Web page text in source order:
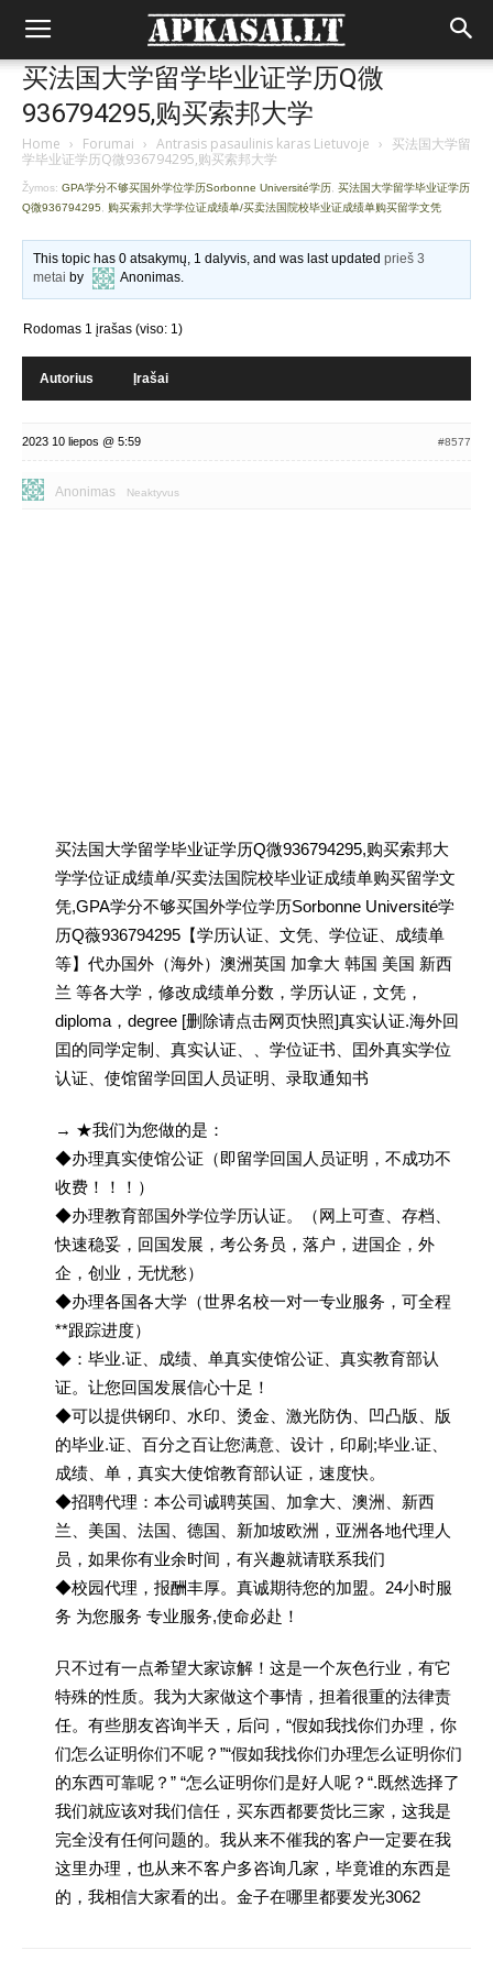
买法国大学留学毕业证学历Q微
936794295,购买索邦大学
Home › Forumai › Antrasis pasaulinis karas Lietuvoje › 买法国大学留
学毕业证学历Q微936794295,购买索邦大学
Žymos: GPA学分不够买国外学位学历Sorbonne Université学历 买法国大学留学毕业证学历
Q微936794295
购买索邦大学学位证成绩单/买卖法国院校毕业证成绩单购买留学文凭
This topic has 0 atsakymų, 1 dalyvis, and was last updatedprieš 3
metai by Anonimas.
Rodomas 1 įrašas (viso: 1)
Autorius Įrašai
2023 10 liepos @ 5:59 #8577
Anonimas Neaktyvus
买法国大学留学毕业证学历Q微936794295,购买索邦大
学学位证成绩单/买卖法国院校毕业证成绩单购买留学文
凭,GPA学分不够买国外学位学历Sorbonne Université学
历Q薇936794295【学历认证、文凭、学位证、成绩单
等】代办国外（海外）澳洲英国 加拿大 韩国 美国 新西
兰 等各大学，修改成绩单分数，学历认证，文凭，
diploma，degree [删除请点击网页快照]真实认证.海外回
囯的同学定制、真实认证、、学位证书、囯外真实学位
认证、使馆留学回囯人员证明、录取通知书
→ ★我们为您做的是：
◆办理真实使馆公证（即留学回国人员证明，不成功不
收费！！！）
◆办理教育部国外学位学历认证。（网上可查、存档、
快速稳妥，回国发展，考公务员，落户，进国企，外
企，创业，无忧愁）
◆办理各国各大学（世界名校一对一专业服务，可全程
**跟踪进度）
◆：毕业.证、成绩、单真实使馆公证、真实教育部认
证。让您回国发展信心十足！
◆可以提供钢印、水印、烫金、激光防伪、凹凸版、版
的毕业.证、百分之百让您满意、设计，印刷;毕业.证、
成绩、单，真实大使馆教育部认证，速度快。
◆招聘代理：本公司诚聘英国、加拿大、澳洲、新西
兰、美国、法国、德国、新加坡欧洲，亚洲各地代理人
员，如果你有业余时间，有兴趣就请联系我们
◆校园代理，报酬丰厚。真诚期待您的加盟。24小时服
务 为您服务 专业服务,使命必赴！
只不过有一点希望大家谅解！这是一个灰色行业，有它
特殊的性质。我为大家做这个事情，担着很重的法律责
任。有些朋友咨询半天，后问，“假如我找你们办理，你
们怎么证明你们不呢？”“假如我找你们办理怎么证明你们
的东西可靠呢？” “怎么证明你们是好人呢？“.既然选择了
我们就应该对我们信任，买东西都要货比三家，这我是
完全没有任何问题的。我从来不催我的客户一定要在我
这里办理，也从来不客户多咨询几家，毕竟谁的东西是
的，我相信大家看的出。金子在哪里都要发光3062